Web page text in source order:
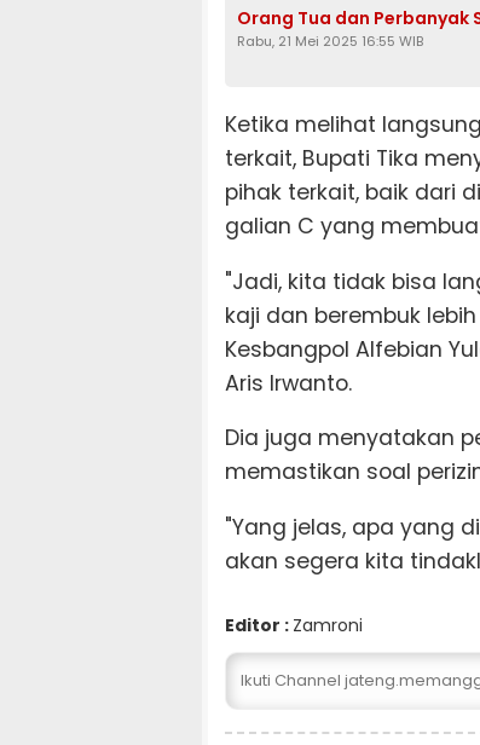
Orang Tua dan Perbanyak
Rabu, 21 Mei 2025 16:55 WIB
Ketika melihat
terkait, Bupati Tika
pihak terkait, baik dari
galian C yang
"Jadi, kita tidak bisa
kaji dan berembuk
Kesbangpol Alfebian
Aris Irwanto.
Dia juga menyatakan
memastikan soal
"Yang jelas, apa yang
akan segera kita
Editor : Zamroni
Ikuti Channel